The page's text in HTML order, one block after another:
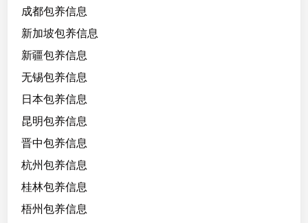
成都包养信息
新加坡包养信息
新疆包养信息
无锡包养信息
日本包养信息
昆明包养信息
晋中包养信息
杭州包养信息
桂林包养信息
梧州包养信息